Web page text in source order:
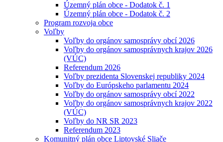
Územný plán obce - Dodatok č. 1
Územný plán obce - Dodatok č. 2
Program rozvoja obce
Voľby
Voľby do orgánov samosprávy obcí 2026
Voľby do orgánov samosprávnych krajov 2026
(VÚC)
Referendum 2026
Voľby prezidenta Slovenskej republiky 2024
Voľby do Európskeho parlamentu 2024
Voľby do orgánov samosprávy obcí 2022
Voľby do orgánov samosprávnych krajov 2022
(VÚC)
Voľby do NR SR 2023
Referendum 2023
Komunitný plán obce Liptovské Sliače